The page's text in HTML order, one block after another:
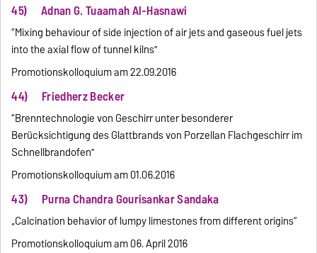
45) Adnan G. Tuaamah Al-Hasnawi
“Mixing behaviour of side injection of air jets and gaseous fuel jets
into the axial flow of tunnel kilns”
Promotionskolloquium am 22.09.2016
44) Friedherz Becker
“Brenntechnologie von Geschirr unter besonderer
Berücksichtigung des Glattbrands von Porzellan Flachgeschirr im
Schnellbrandofen”
Promotionskolloquium am 01.06.2016
43) Purna Chandra Gourisankar Sandaka
„Calcination behavior of lumpy limestones from different origins“
Promotionskolloquium am 06. April 2016